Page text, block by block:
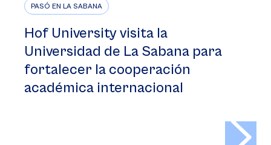
PASÓ EN LA SABANA
Hof University visita la
Universidad de La Sabana para
fortalecer la cooperación
académica internacional